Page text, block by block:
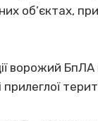
об’єктах,
ворожий